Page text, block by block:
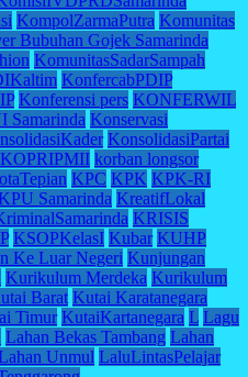
KompolZarmaPutra Komunitas
Bubuhan Gojek Samarinda
KomunitasSadarSampah
KonfercabPDIP
Konferensi pers KONFERWIL
Samarinda Konservasi
KonsolidasiPartai
KOPRIPMII korban longsor
KPC KPK KPK-RI
Samarinda KreatifLokal
KRISIS
KSOPKelasI Kubar KUHP
Ke Luar Negeri Kunjungan
Kurikulum Merdeka Kurikulum
Barat Kutai Karatanegara
Timur KutaiKartanegara L Lagu
Lahan Bekas Tambang Lahan
Unmul LaluLintasPelajar